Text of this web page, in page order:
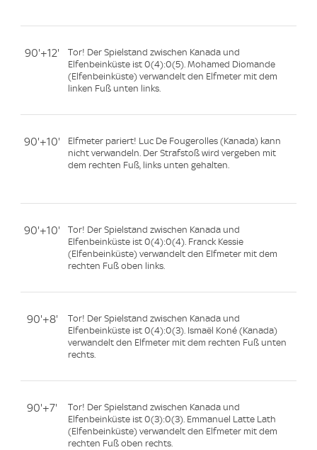
90'+12'
Tor! Der Spielstand zwischen Kanada und
Elfenbeinküste ist 0(4):0(5). Mohamed Diomande
(Elfenbeinküste) verwandelt den Elfmeter mit dem
linken Fuß unten links.
90'+10'
Elfmeter pariert! Luc De Fougerolles (Kanada) kann
nicht verwandeln. Der Strafstoß wird vergeben mit
dem rechten Fuß, links unten gehalten.
90'+10'
Tor! Der Spielstand zwischen Kanada und
Elfenbeinküste ist 0(4):0(4). Franck Kessie
(Elfenbeinküste) verwandelt den Elfmeter mit dem
rechten Fuß oben links.
90'+8'
Tor! Der Spielstand zwischen Kanada und
Elfenbeinküste ist 0(4):0(3). Ismaël Koné (Kanada)
verwandelt den Elfmeter mit dem rechten Fuß unten
rechts.
90'+7'
Tor! Der Spielstand zwischen Kanada und
Elfenbeinküste ist 0(3):0(3). Emmanuel Latte Lath
(Elfenbeinküste) verwandelt den Elfmeter mit dem
rechten Fuß oben rechts.